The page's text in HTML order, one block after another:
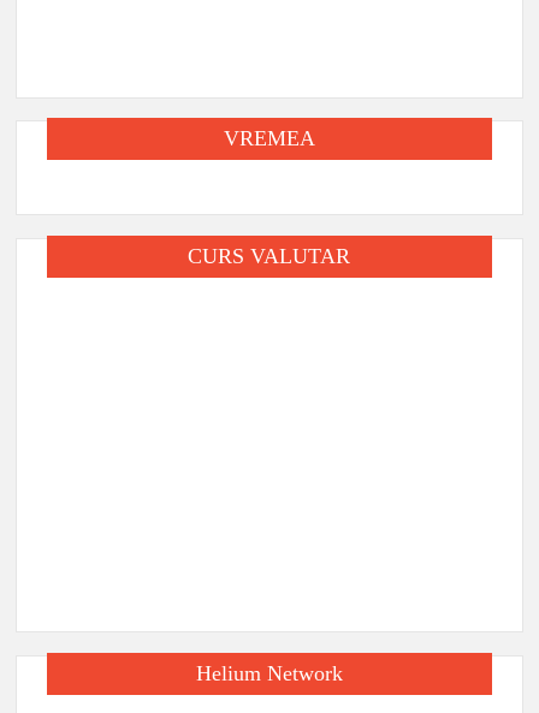
VREMEA
CURS VALUTAR
Helium Network